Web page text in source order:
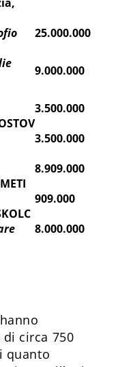
25.000.000
9.000.000
3.500.000
3.500.000
8.909.000
909.000
8.000.000
circa 750
quanto